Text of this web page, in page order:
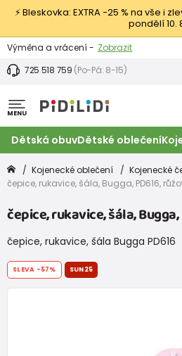
⚡ Bleskovka: EXTRA −25 % na vše i
pondělí 10.
Výměna a vrácení - Zobrazit
Sleva 100 Kč na první nákup -
725 518 759 (Po-Pá: 8-15)
MENU
Dětská obuvDětské oblečení
Kojenecké oblečení
Kojenecké
čepice, rukavice, šála, Bugga, PD616,
čepice, rukavice, šála,
čepice, rukavice, šála Bugga PD616
SLEVA -57% SUN25